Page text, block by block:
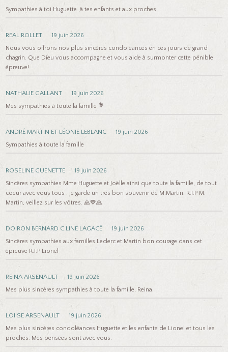
Sympathies à toi Huguette ,à tes enfants et aux proches.
REAL ROLLET
19 juin 2026
Nous vous offrons nos plus sincères condoléances en ces jours de grand
chagrin. Que Dieu vous accompagne et vous aide à surmonter cette pénible
épreuve!
NATHALIE GALLANT
19 juin 2026
Mes sympathies à toute la famille 💐
ANDRÉ MARTIN ET LÉONIE LEBLANC
19 juin 2026
Sympathies à toute la famille
ROSELINE GUENETTE
19 juin 2026
Sincères sympathies Mme Huguette et Joëlle ainsi que toute la famille, de tout
coeur avec vous tous , je garde un très bon souvenir de M.Martin. R.I.P M.
Martin, veillez sur les vôtres. 🙏💙🙏
DOIRON BERNARD C.LINE LAGACÉ
19 juin 2026
Sincères sympathies aux familles Leclerc et Martin bon courage dans cet
épreuve R.I.P Lionel
REINA ARSENAULT
19 juin 2026
Mes plus sincères sympathies à toute la famille, Reina.
LOIISE ARSENAULT
19 juin 2026
Mes plus sincères condoléances Huguette et les enfants de Lionel et tous les
proches. Mes pensées sont avec vous.